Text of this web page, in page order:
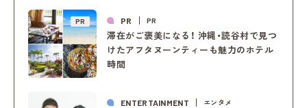
PR PR PR
滞在がご褒美になる！ 沖縄・読谷村で見つ
けたアフタヌーンティーも魅力のホテル
時間
ENTERTAINMENT エンタメ